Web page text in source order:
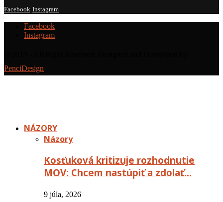
Facebook Instagram
Facebook
Instagram
PenciDesign
NÁZORY
Názory
Kosťuková kritizuje rozhodnutie
MOV: Chcem nastúpiť a zdolať…
9 júla, 2026